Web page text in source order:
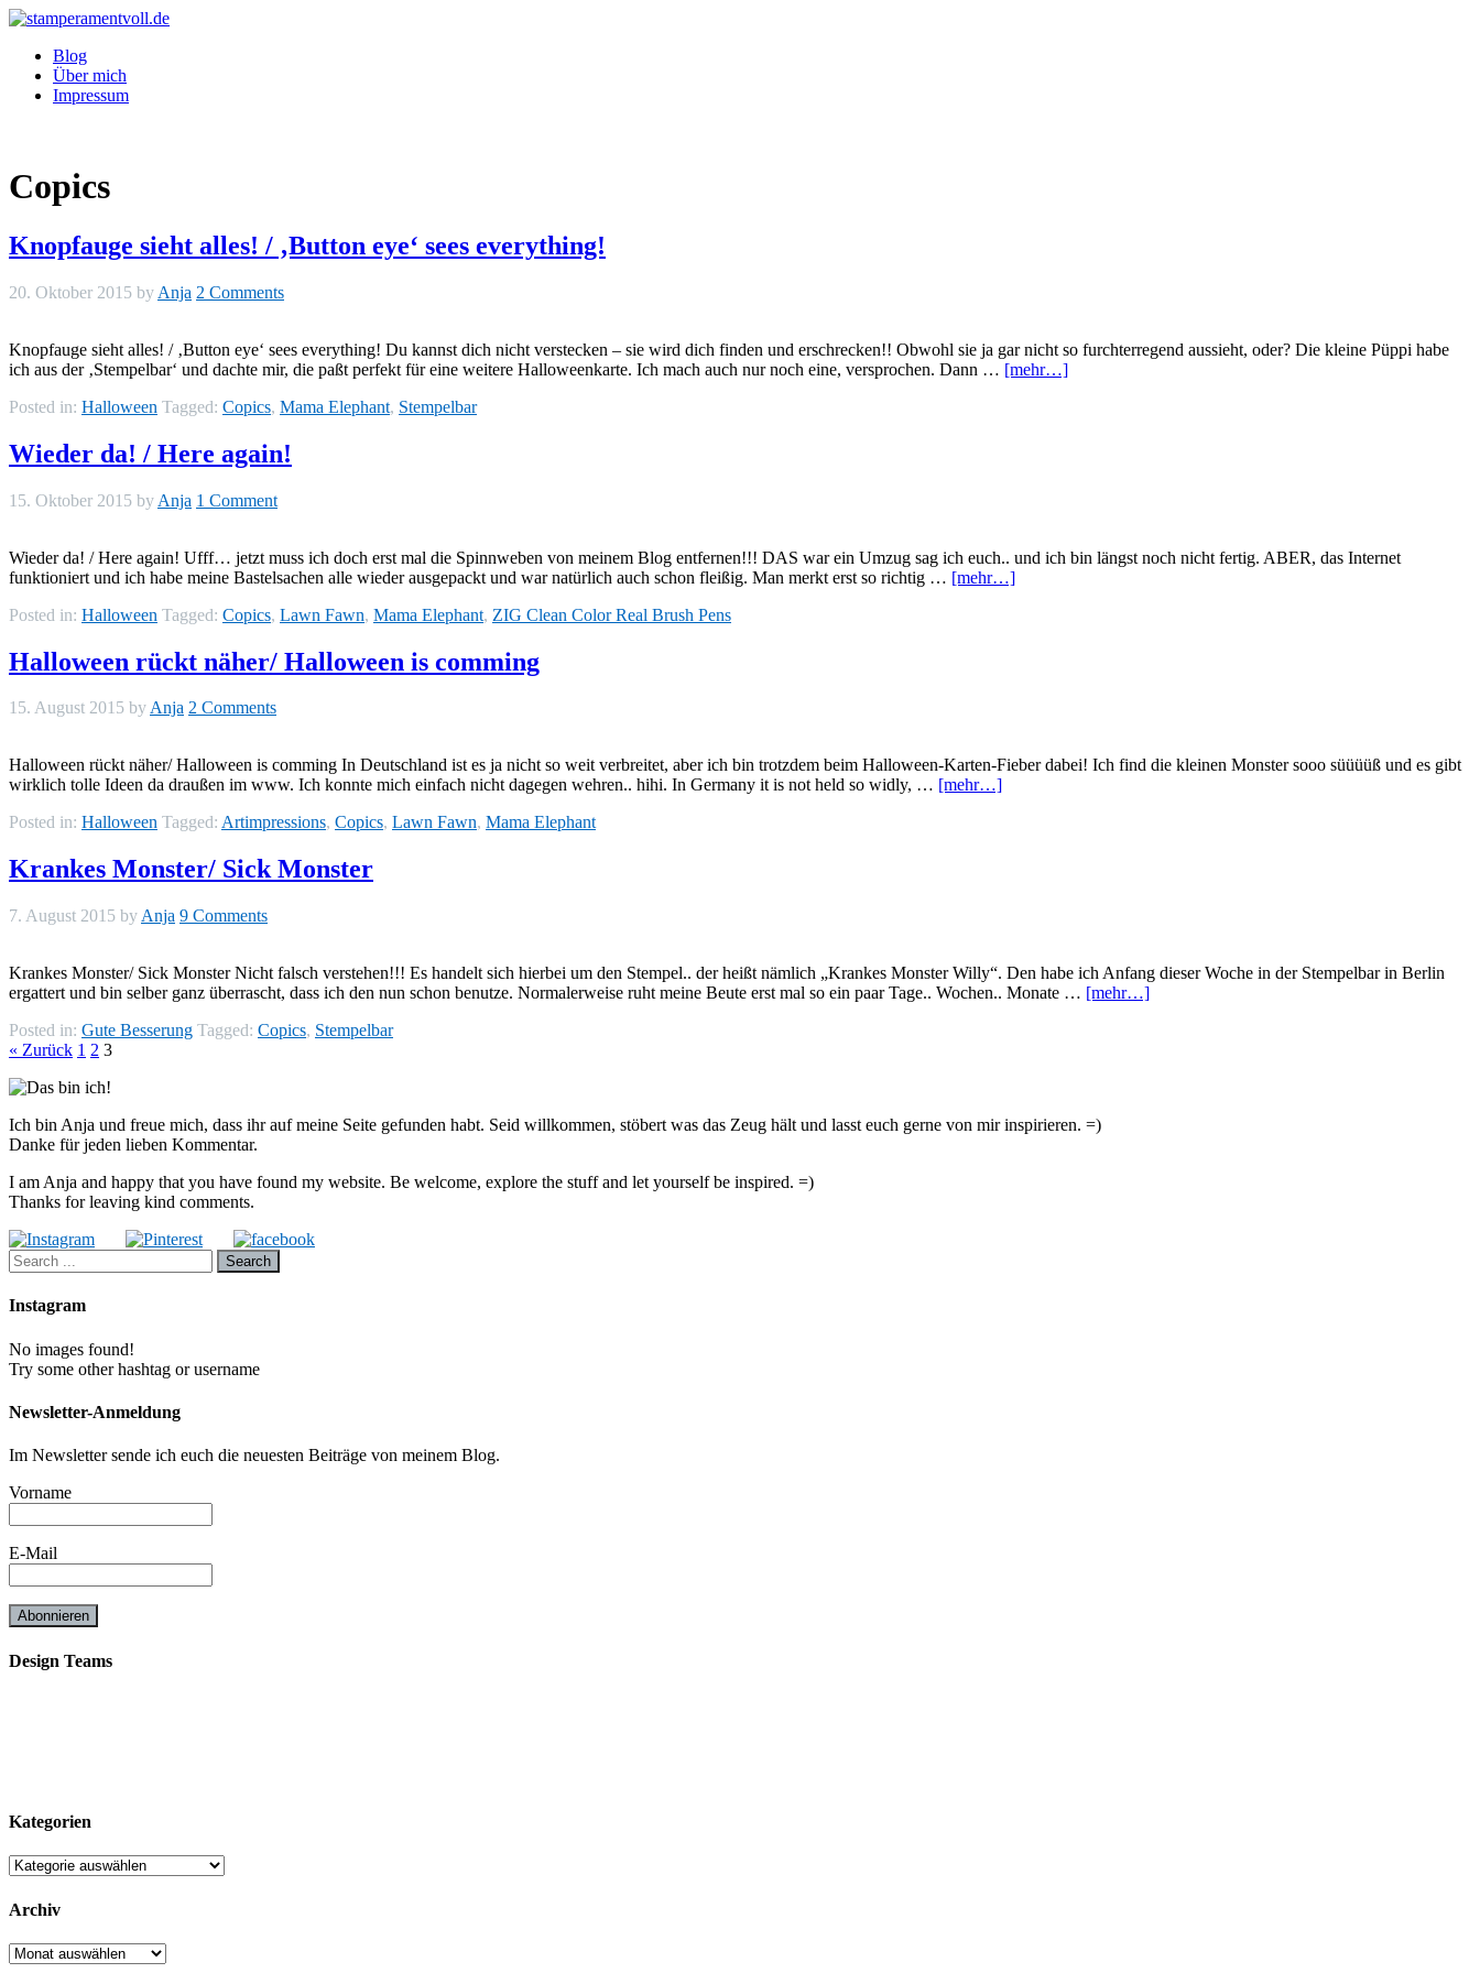
Blog
Über mich
Impressum
Copics
Knopfauge sieht alles! / ‚Button eye‘ sees everything!
20. Oktober 2015 by Anja 2 Comments
Knopfauge sieht alles! / ‚Button eye‘ sees everything! Du kannst dich nicht verstecken – sie wird dich finden und erschrecken!! Obwohl sie ja gar nicht so furchterregend aussieht, oder? Die kleine Püppi habe
ich aus der ‚Stempelbar‘ und dachte mir, die paßt perfekt für eine weitere Halloweenkarte. Ich mach auch nur noch eine, versprochen. Dann … [mehr…]
Posted in: Halloween Tagged: Copics, Mama Elephant, Stempelbar
Wieder da! / Here again!
15. Oktober 2015 by Anja 1 Comment
Wieder da! / Here again! Ufff… jetzt muss ich doch erst mal die Spinnweben von meinem Blog entfernen!!! DAS war ein Umzug sag ich euch.. und ich bin längst noch nicht fertig. ABER, das Internet
funktioniert und ich habe meine Bastelsachen alle wieder ausgepackt und war natürlich auch schon fleißig. Man merkt erst so richtig … [mehr…]
Posted in: Halloween Tagged: Copics, Lawn Fawn, Mama Elephant, ZIG Clean Color Real Brush Pens
Halloween rückt näher/ Halloween is comming
15. August 2015 byAnja 2 Comments
Halloween rückt näher/ Halloween is comming In Deutschland ist es ja nicht so weit verbreitet, aber ich bin trotzdem beim Halloween-Karten-Fieber dabei! Ich find die kleinen Monster sooo süüüüß und es gibt
wirklich tolle Ideen da draußen im www. Ich konnte mich einfach nicht dagegen wehren.. hihi. In Germany it is not held so widly, … [mehr…]
Posted in: Halloween Tagged: Artimpressions, Copics, Lawn Fawn, Mama Elephant
Krankes Monster/ Sick Monster
7. August 2015 by Anja 9 Comments
Krankes Monster/ Sick Monster Nicht falsch verstehen!!! Es handelt sich hierbei um den Stempel.. der heißt nämlich „Krankes Monster Willy“. Den habe ich Anfang dieser Woche in der Stempelbar in Berlin
ergattert und bin selber ganz überrascht, dass ich den nun schon benutze. Normalerweise ruht meine Beute erst mal so ein paar Tage.. Wochen.. Monate … [mehr…]
Posted in: Gute Besserung Tagged: Copics, Stempelbar
« Zurück 1 2 3
Ich bin Anja und freue mich, dass ihr auf meine Seite gefunden habt. Seid willkommen, stöbert was das Zeug hält und lasst euch gerne von mir inspirieren. =)
Danke für jeden lieben Kommentar.
I am Anja and happy that you have found my website. Be welcome, explore the stuff and let yourself be inspired. =)
Thanks for leaving kind comments.
Instagram
No images found!
Try some other hashtag or username
Newsletter-Anmeldung
Im Newsletter sende ich euch die neuesten Beiträge von meinem Blog.
Vorname
E-Mail
Design Teams
Kategorien
Kategorien
Archiv
Archiv